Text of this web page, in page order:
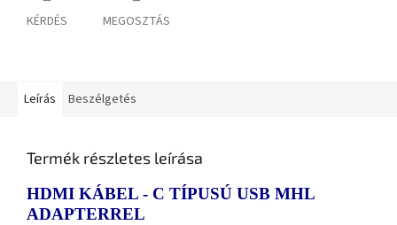
KÉRDÉS MEGOSZTÁS
Leírás Beszélgetés
Termék részletes leírása
HDMI KÁBEL - C TÍPUSÚ USB MHL
ADAPTERREL